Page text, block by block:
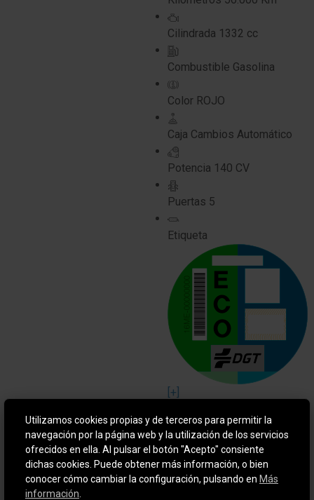
Cilindrada 1332 cc
Combustible Gasolina
Color ROJO
Caja Cambios Automático
Potencia 140 CV
Puertas 5
Etiqueta
[+]
Garantia 12 meses
Utilizamos cookies propias y de terceros para permitir la
navegación por la página web y la utilización de los servicios
ofrecidos en ella. Al pulsar el botón "Acepto" consiente
dichas cookies. Puede obtener más información, o bien
conocer cómo cambiar la configuración, pulsando en Más
información